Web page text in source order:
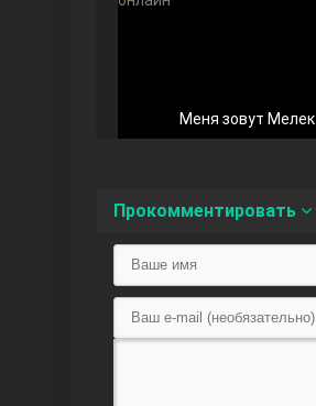
Игра судьбы
Меня зовут Мелек
Прокомментировать